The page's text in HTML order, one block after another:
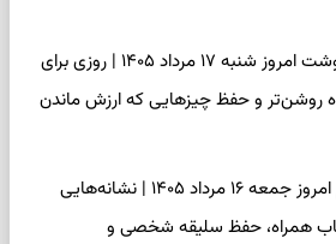
فال سرنوشت امروز شنبه ۱۷ مرداد ۱۴۰۵ | روزی برای
روشن‌تر و حفظ چیزهایی که ارزش ماندن
فال اسم امروز جمعه ۱۶ مرداد ۱۴۰۵ | نشانه‌هایی
همراه، حفظ سلیقه شخصی و